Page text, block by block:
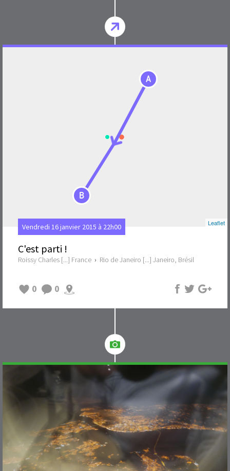
A
B
Leaflet
Vendredi 16 janvier 2015 à 22h00
C'est parti !
Roissy Charles [...] France › Rio de Janeiro [...] Janeiro, Brésil
0 0